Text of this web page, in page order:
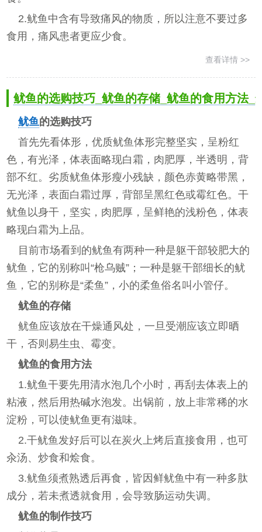
2.鱿鱼中含有导致痛风的物质，所以注意不要过多
食用，痛风患者更应少食。
查看详情 >>
鱿鱼的选购技巧_鱿鱼的存储_鱿鱼的食用方法_
鱿鱼的选购技巧
首先先看体形，优质鱿鱼体形完整坚实，呈粉红
色，有光泽，体表面略现白霜，肉肥厚，半透明，背
部不红。劣质鱿鱼体形瘦小残缺，颜色赤黄略带黑，
无光泽，表面白霜过厚，背部呈黑红色或霉红色。干
鱿鱼以身干，坚实，肉肥厚，呈鲜艳的浅粉色，体表
略现白霜为上品。
目前市场看到的鱿鱼有两种一种是躯干部较肥大的
鱿鱼，它的别称叫“枪乌贼”；一种是躯干部细长的鱿
鱼，它的别称是“柔鱼”，小的柔鱼俗名叫小管仔。
鱿鱼的存储
鱿鱼应该放在干燥通风处，一旦受潮应该立即晒
干，否则易生虫、霉变。
鱿鱼的食用方法
1.鱿鱼干要先用清水泡几个小时，再刮去体表上的
粘液，然后用热碱水泡发。出锅前，放上非常稀的水
淀粉，可以使鱿鱼更有滋味。
2.干鱿鱼发好后可以在炭火上烤后直接食用，也可
汆汤、炒食和烩食。
3.鱿鱼须煮熟透后再食，皆因鲜鱿鱼中有一种多肽
成分，若未煮透就食用，会导致肠运动失调。
鱿鱼的制作技巧